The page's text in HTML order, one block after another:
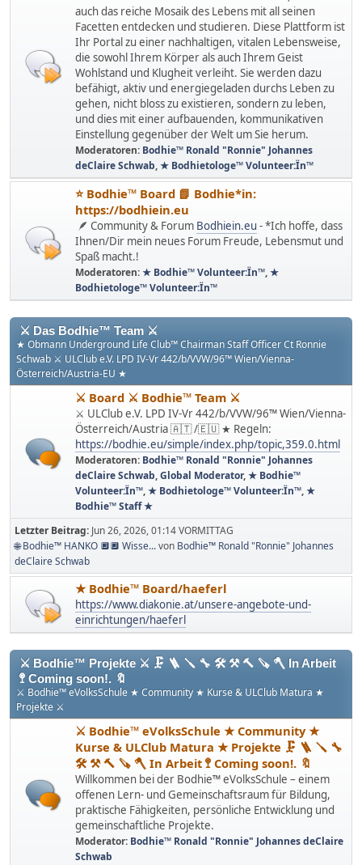
auch das reiche Mosaik des Lebens mit all seinen
Facetten entdecken und studieren. Diese Plattform ist
Ihr Portal zu einer nachhaltigen, vitalen Lebensweise,
die sowohl Ihrem Körper als auch Ihrem Geist
Wohlstand und Klugheit verleiht. Sie werden dazu
befähigt, aktiv und energiegeladen durchs Leben zu
gehen, nicht bloss zu existieren, sondern zu leben,
und dies mit einer aufbauenden, kommunikativen
Einstellung gegenüber der Welt um Sie herum.
Moderatoren: Bodhie™ Ronald "Ronnie" Johannes
deClaire Schwab,★ Bodhietologe™ Volunteer:Ïn™
⭐️ Bodhie™ Board 📗 Bodhie*in:
https://bodhiein.eu
🪶 Community & Forum Bodhiein.eu- *Ich hoffe, dass
Ihnen/Dir mein neues Forum Freude, Lebensmut und
Spaß macht.!
Moderatoren:★ Bodhie™ Volunteer:Ïn™,★
Bodhietologe™ Volunteer:Ïn™
⚔ Das Bodhie™ Team ⚔
★ Obmann Underground Life Club™ Chairman Staff Officer Ct Ronnie
Schwab ⚔ ULClub e.V. LPD IV-Vr 442/b/VVW/96™ Wien/Vienna-
Österreich/Austria-EU ★
⚔ Board ⚔ Bodhie™ Team ⚔
⚔ ULClub e.V. LPD IV-Vr 442/b/VVW/96™ Wien/Vienna-
Österreich/Austria 🇦🇹 /🇪🇺 ★ Regeln:
https://bodhie.eu/simple/index.php/topic,359.0.html
Moderatoren: Bodhie™ Ronald "Ronnie" Johannes
deClaire Schwab,Global Moderator,★ Bodhie™
Volunteer:Ïn™,★ Bodhietologe™ Volunteer:Ïn™,★
Bodhie™ Staff ★
Letzter Beitrag: Jun 26, 2026, 01:14 VORMITTAG
🌐 Bodhie™ HANKO 🔲🔲 Wisse...von Bodhie™ Ronald "Ronnie" Johannes
deClaire Schwab
★ Bodhie™ Board/haeferl
https://www.diakonie.at/unsere-angebote-und-
einrichtungen/haeferl
⚔ Bodhie™ Projekte ⚔ 🗜 🪜 🪛 🔧 🛠 ⚒ 🔨 🪚 🪓 In Arbeit
🚏 Coming soon!. 🔖
⚔ Bodhie™ eVolksSchule ★ Community ★ Kurse & ULClub Matura ★
Projekte ⚔
⚔ Bodhie™ eVolksSchule ★ Community ★
Kurse & ULClub Matura ★ Projekte 🗜 🪜 🪛 🔧
🛠 ⚒ 🔨 🪚 🪓 In Arbeit 🚏 Coming soon!. 🔖
Willkommen bei der Bodhie™ eVolksSchule – einem
offenen Lern- und Gemeinschaftsraum für Bildung,
praktische Fähigkeiten, persönliche Entwicklung und
gemeinschaftliche Projekte.
Moderator: Bodhie™ Ronald "Ronnie" Johannes deClaire
Schwab